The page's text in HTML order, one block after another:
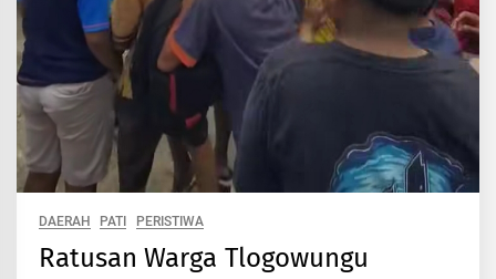
DAERAH PATI PERISTIWA
Ratusan Warga Tlogowungu